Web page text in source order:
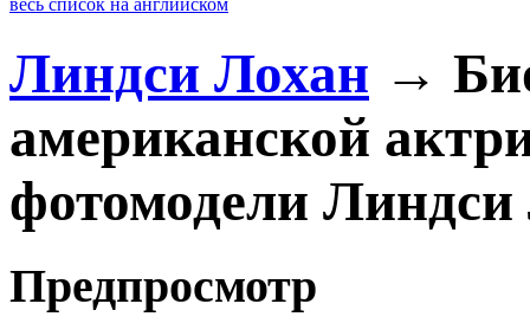
весь список на английском
Линдси Лохан →
американской
фотомодели Линдси
Предпросмотр